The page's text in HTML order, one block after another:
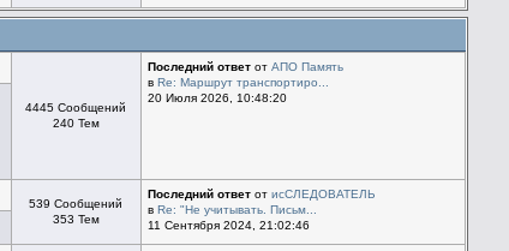
4445 Сообщений
240 Тем
Последний ответот АПО Память
в Re: Маршрут транспортиро...
20 Июля 2026, 10:48:20
539 Сообщений
353 Тем
Последний ответот исСЛЕДОВАТЕЛЬ
в Re: "Не учитывать. Письм...
11 Сентября 2024, 21:02:46